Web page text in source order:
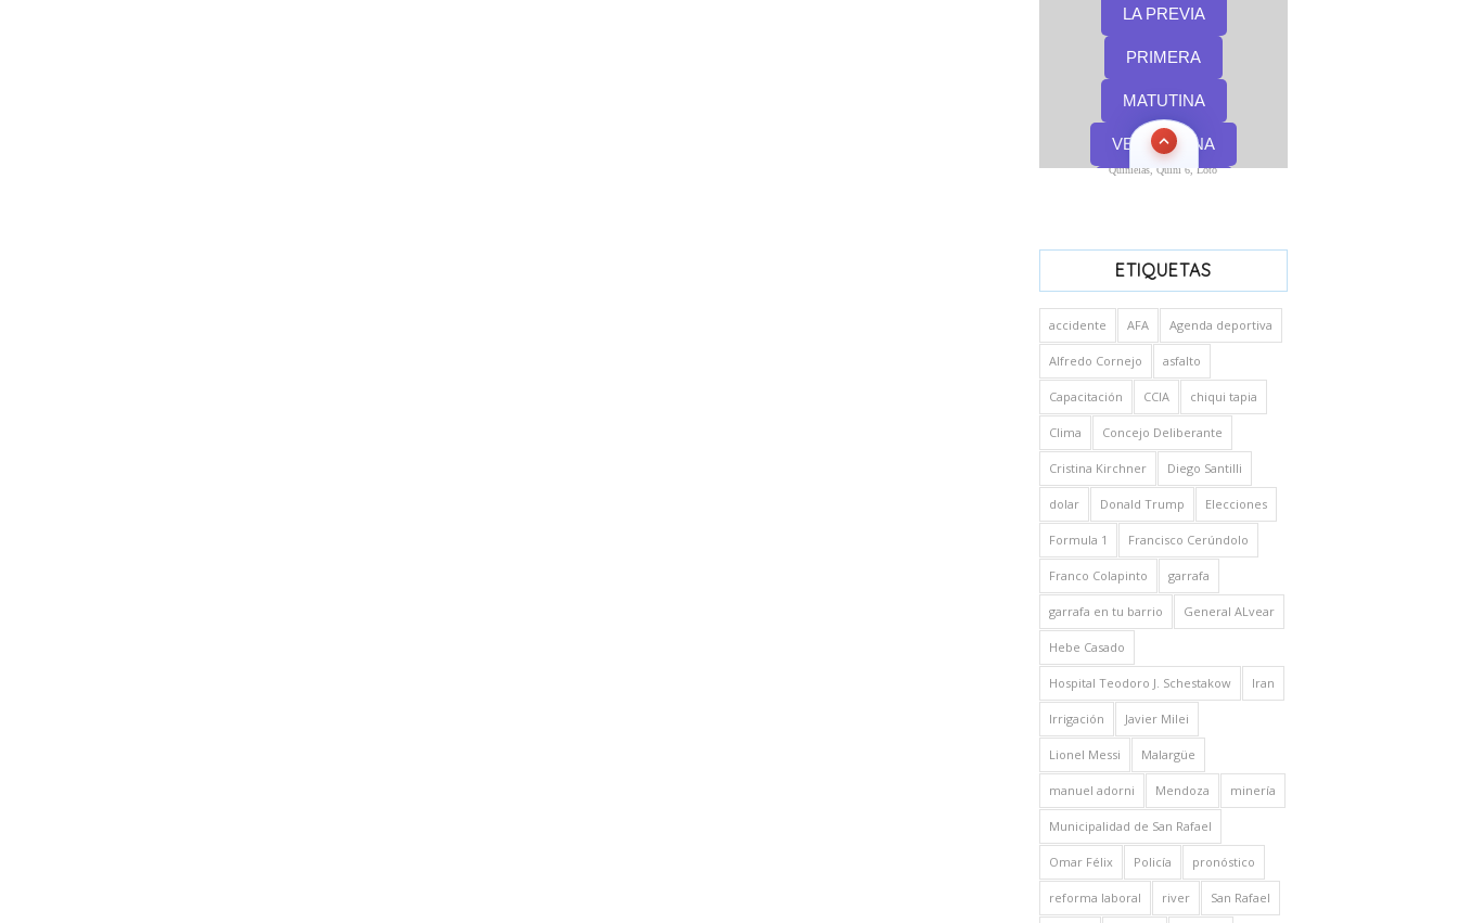
Quinielas, Quini 6, Loto
ETIQUETAS
accidente AFA Agenda deportiva
Alfredo Cornejo asfalto
Capacitación CCIA chiqui tapia
Clima Concejo Deliberante
Cristina Kirchner Diego Santilli
dolar Donald Trump Elecciones
Formula 1 Francisco Cerúndolo
Franco Colapinto garrafa
garrafa en tu barrio General ALvear
Hebe Casado
Hospital Teodoro J. Schestakow Iran
Irrigación Javier Milei
Lionel Messi Malargüe
manuel adorni Mendoza minería
Municipalidad de San Rafael
Omar Félix Policía pronóstico
reforma laboral river San Rafael